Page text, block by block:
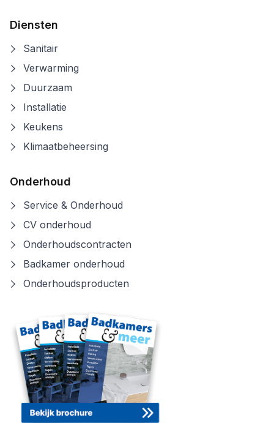
Diensten
Sanitair
Verwarming
Duurzaam
Installatie
Keukens
Klimaatbeheersing
Onderhoud
Service & Onderhoud
CV onderhoud
Onderhoudscontracten
Badkamer onderhoud
Onderhoudsproducten